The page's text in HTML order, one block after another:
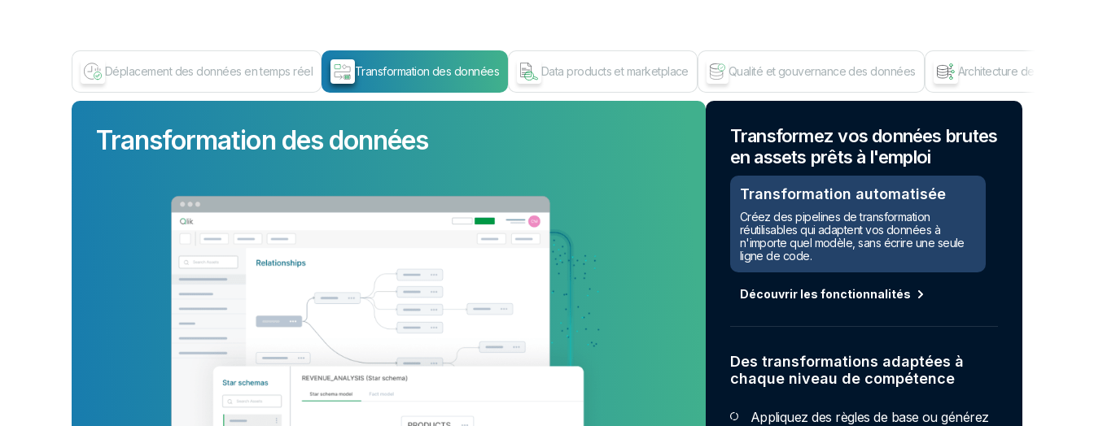
Déplacement des données en temps réel Transformation des données Data products et marketplace Qualité et gouvernance des données Architecture de données
Transformation des données
Transformez vos données brutes
en assets prêts à l'emploi
Transformation automatisée
Créez des pipelines de transformation
réutilisables qui adaptent vos données à
n'importe quel modèle, sans écrire une seule
ligne de code.
Découvrir les fonctionnalités
Des transformations adaptées à
chaque niveau de compétence
Appliquez des règles de base ou générez